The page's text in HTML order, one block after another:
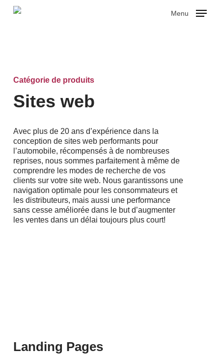
Skip
Menu
Catégorie de produits
Sites web
Avec plus de 20 ans d’expérience dans la
conception de sites web performants pour
l’automobile, récompensés à de nombreuses
reprises, nous sommes parfaitement à même de
comprendre les modes de recherche de vos
clients sur votre site web. Nous garantissons une
navigation optimale pour les consommateurs et
les distributeurs, mais aussi une performance
sans cesse améliorée dans le but d’augmenter
les ventes dans un délai toujours plus court!
Landing Pages